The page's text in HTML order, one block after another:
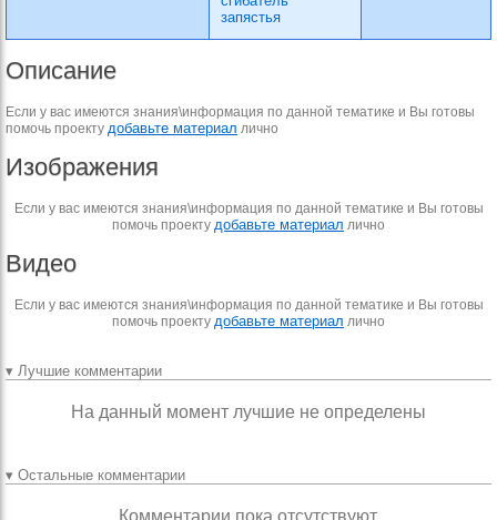
запястья
Описание
Если у вас имеются знания\информация по данной тематике и Вы готовы
помочь проекту добавьте материал лично
Изображения
Если у вас имеются знания\информация по данной тематике и Вы готовы
помочь проекту добавьте материал лично
Видео
Если у вас имеются знания\информация по данной тематике и Вы готовы
помочь проекту добавьте материал лично
▾ Лучшие комментарии
На данный момент лучшие не определены
▾ Остальные комментарии
Комментарии пока отсутствуют.